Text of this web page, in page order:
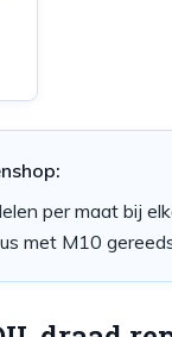
per maat bij
met M10